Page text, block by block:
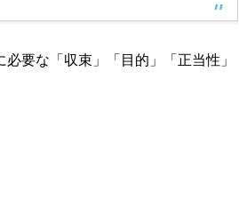
要な「収束」「目的」「正当性」